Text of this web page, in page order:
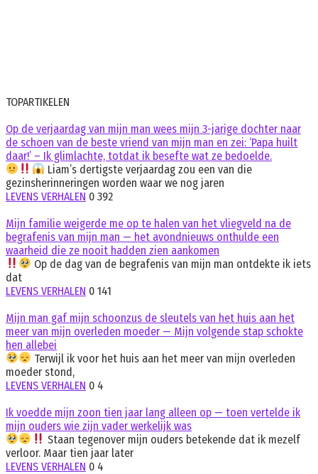
TOPARTIKELEN
Op de verjaardag van mijn man wees mijn 3-jarige dochter naar
de schoen van de beste vriend van mijn man en zei: ‘Papa huilt
daar!’ – Ik glimlachte, totdat ik besefte wat ze bedoelde.
Liam’s dertigste verjaardag zou een van die
gezinsherinneringen worden waar we nog jaren
LEVENS VERHALEN 0 392
Mijn familie weigerde me op te halen van het vliegveld na de
begrafenis van mijn man — het avondnieuws onthulde een
waarheid die ze nooit hadden zien aankomen
Op de dag van de begrafenis van mijn man ontdekte ik iets
dat
LEVENS VERHALEN 0 141
Mijn man gaf mijn schoonzus de sleutels van het huis aan het
meer van mijn overleden moeder — Mijn volgende stap schokte
hen allebei
Terwijl ik voor het huis aan het meer van mijn overleden
moeder stond,
LEVENS VERHALEN 0 4
Ik voedde mijn zoon tien jaar lang alleen op — toen vertelde ik
mijn ouders wie zijn vader werkelijk was
Staan tegenover mijn ouders betekende dat ik mezelf
verloor. Maar tien jaar later
LEVENS VERHALEN 0 4